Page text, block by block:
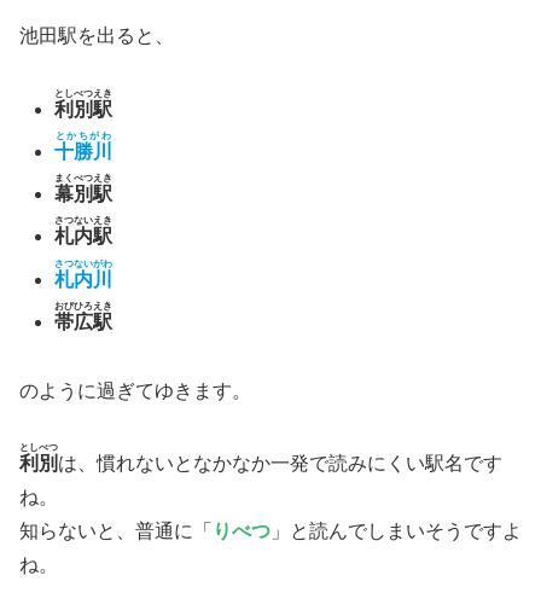
池田駅を出ると、
利別駅
としべつえき
十勝川
とかちがわ
幕別駅
まくべつえき
札内駅
さつないえき
札内川
さつないがわ
帯広駅
おびひろえき
のように過ぎてゆきます。
利別
としべつ
は、慣れないとなかなか一発で読みにくい駅名です
ね。
知らないと、普通に「 りべつ 」と読んでしまいそうですよ
ね。